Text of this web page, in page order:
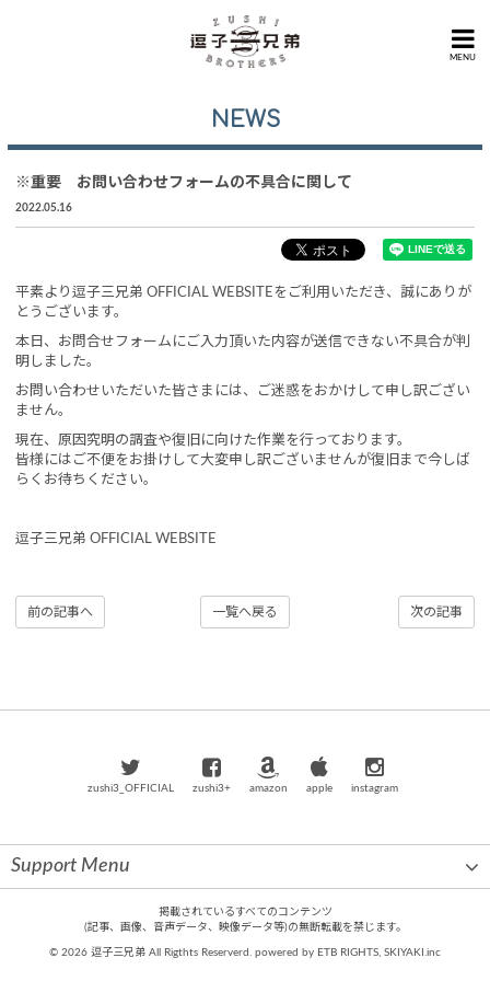
MENU
NEWS
※重要 お問い合わせフォームの不具合に関して
2022.05.16
平素より逗子三兄弟 OFFICIAL WEBSITEをご利用いただき、誠にありが
とうございます。
本日、お問合せフォームにご入力頂いた内容が送信できない不具合が判
明しました。
お問い合わせいただいた皆さまには、ご迷惑をおかけして申し訳ござい
ません。
現在、原因究明の調査や復旧に向けた作業を行っております。
皆様にはご不便をお掛けして大変申し訳ございませんが復旧まで今しば
らくお待ちください。
逗子三兄弟 OFFICIAL WEBSITE
次の記事
一覧へ戻る
前の記事へ
zushi3_OFFICIAL zushi3+ amazon apple instagram
Support Menu
掲載されているすべてのコンテンツ
(記事、画像、音声データ、映像データ等)の無断転載を禁じます。
© 2026 逗子三兄弟 All Rigthts Reserverd. powered by ETB RIGHTS, SKIYAKI.inc